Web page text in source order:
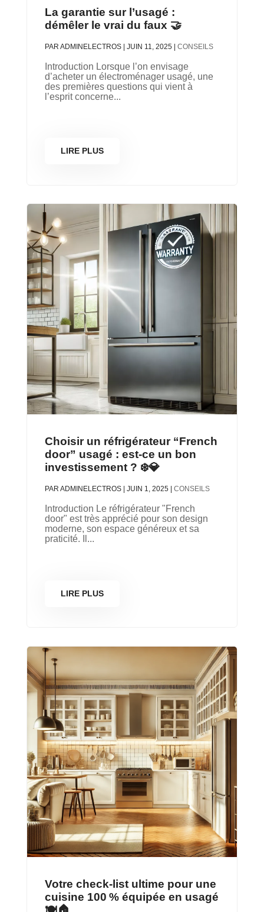
La garantie sur l’usagé :
démêler le vrai du faux 🤝
PAR ADMINELECTROS| JUIN 11, 2025| CONSEILS
Introduction Lorsque l’on envisage
d’acheter un électroménager usagé, une
des premières questions qui vient à
l’esprit concerne...
LIRE PLUS
Choisir un réfrigérateur “French
door” usagé : est-ce un bon
investissement ? ❄️💎
PAR ADMINELECTROS| JUIN 1, 2025| CONSEILS
Introduction Le réfrigérateur "French
door" est très apprécié pour son design
moderne, son espace généreux et sa
praticité. Il...
LIRE PLUS
Votre check-list ultime pour une
cuisine 100 % équipée en usagé